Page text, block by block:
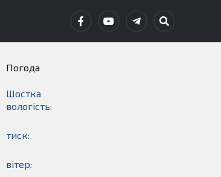
Погода
Шостка
вологість:
тиск:
вітер: